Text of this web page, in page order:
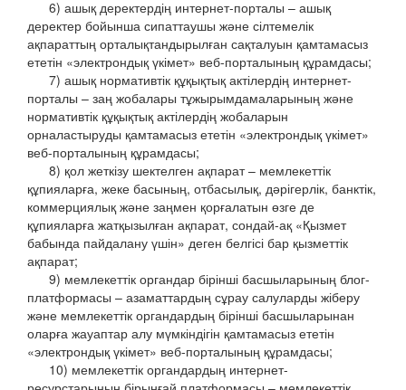
6) ашық деректердің интернет-порталы – ашық
деректер бойынша сипаттаушы және сілтемелік
ақпараттың орталықтандырылған сақталуын қамтамасыз
ететін «электрондық үкімет» веб-порталының құрамдасы;
7) ашық нормативтік құқықтық актілердің интернет-
порталы – заң жобалары тұжырымдамаларының және
нормативтік құқықтық актілердің жобаларын
орналастыруды қамтамасыз ететін «электрондық үкімет»
веб-порталының құрамдасы;
8) қол жеткізу шектелген ақпарат – мемлекеттік
құпияларға, жеке басының, отбасылық, дәрігерлік, банктік,
коммерциялық және заңмен қорғалатын өзге де
құпияларға жатқызылған ақпарат, сондай-ақ «Қызмет
бабында пайдалану үшін» деген белгісі бар қызметтік
ақпарат;
9) мемлекеттік органдар бірінші басшыларының блог-
платформасы – азаматтардың сұрау салуларды жіберу
және мемлекеттік органдардың бірінші басшыларынан
оларға жауаптар алу мүмкіндігін қамтамасыз ететін
«электрондық үкімет» веб-порталының құрамдасы;
10) мемлекеттік органдардың интернет-